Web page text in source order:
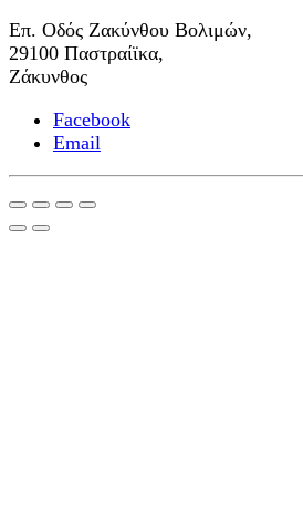
Επ. Οδός Ζακύνθου Βολιμών,
29100 Παστραίϊκα,
Ζάκυνθος
Facebook
Email